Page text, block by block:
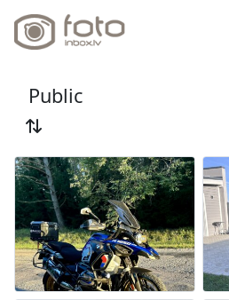
Public